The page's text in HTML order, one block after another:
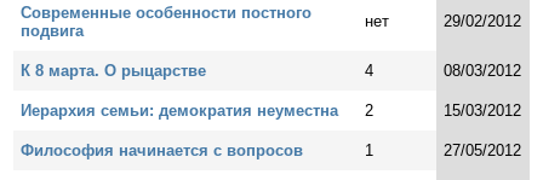
Современные особенности постного
подвига
нет 29/02/2012
К 8 марта. О рыцарстве 4 08/03/2012
Иерархия семьи: демократия неуместна 2 15/03/2012
Философия начинается с вопросов 1 27/05/2012